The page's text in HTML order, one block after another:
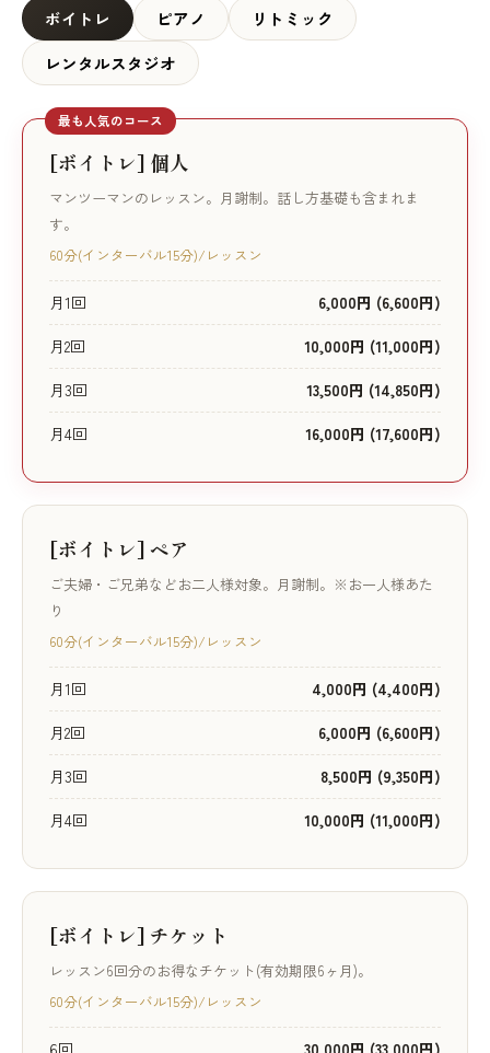
ボイトレ ピアノ
リトミック
レンタルスタジオ
最も人気のコース
[ボイトレ] 個人
マンツーマンのレッスン。月謝制。話し方基礎も含まれま
す。
60分(インターバル15分)/レッスン
月1回
6,000円 (6,600円)
月2回
10,000円 (11,000円)
月3回
13,500円 (14,850円)
月4回
16,000円 (17,600円)
[ボイトレ] ペア
ご夫婦・ご兄弟などお二人様対象。月謝制。※お一人様あた
り
60分(インターバル15分)/レッスン
月1回
4,000円 (4,400円)
月2回
6,000円 (6,600円)
月3回
8,500円 (9,350円)
月4回
10,000円 (11,000円)
[ボイトレ] チケット
レッスン6回分のお得なチケット(有効期限6ヶ月)。
60分(インターバル15分)/レッスン
6回 30,000円 (33,000円)